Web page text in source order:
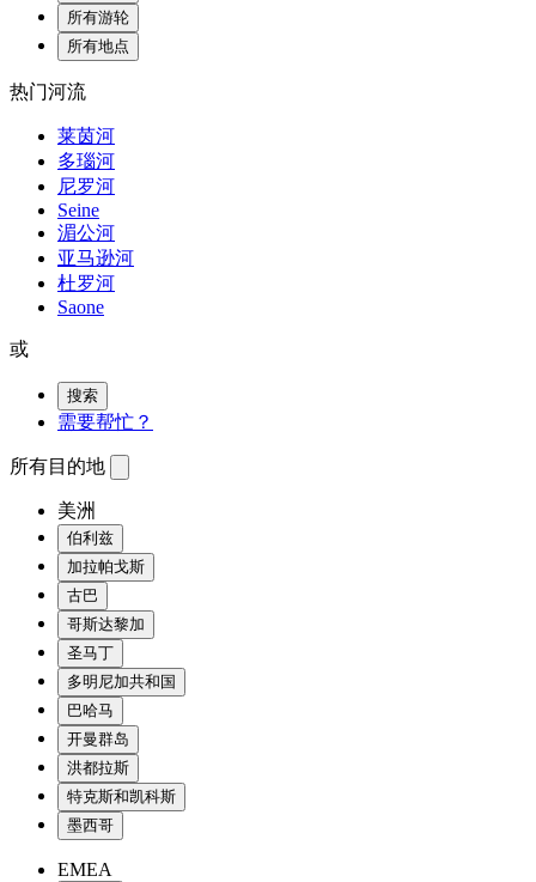
所有游轮
所有地点
热门河流
莱茵河
多瑙河
尼罗河
Seine
湄公河
亚马逊河
杜罗河
Saone
或
搜索
需要帮忙？
所有目的地
美洲
伯利兹
加拉帕戈斯
古巴
哥斯达黎加
圣马丁
多明尼加共和国
巴哈马
开曼群岛
洪都拉斯
特克斯和凯科斯
墨西哥
EMEA